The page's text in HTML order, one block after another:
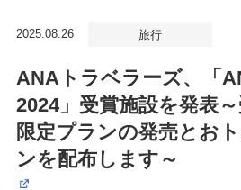
2025.08.26 旅行
ANAトラベラーズ、「
2024」受賞施設を発表～
限定プランの発売とお
ンを配布します～